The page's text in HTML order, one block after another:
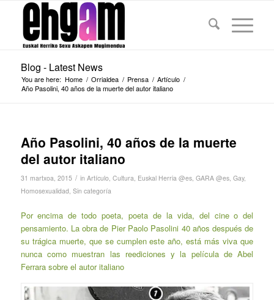
Blog - Latest News
You are here: Home / Orrialdea / Prensa / Artículo /
Año Pasolini, 40 años de la muerte del autor italiano
Año Pasolini, 40 años de la muerte
del autor italiano
31 martxoa, 2015 / in Artículo, Cultura, Euskal Herria @es, GARA @es, Gay,
Homosexualidad, Sin categoría
Por encima de todo poeta, poeta de la vida, del cine o del
pensamiento. La obra de Pier Paolo Pasolini 40 años después de
su trágica muerte, que se cumplen este año, está más viva que
nunca como muestran las reediciones y la película de Abel
Ferrara sobre el autor italiano